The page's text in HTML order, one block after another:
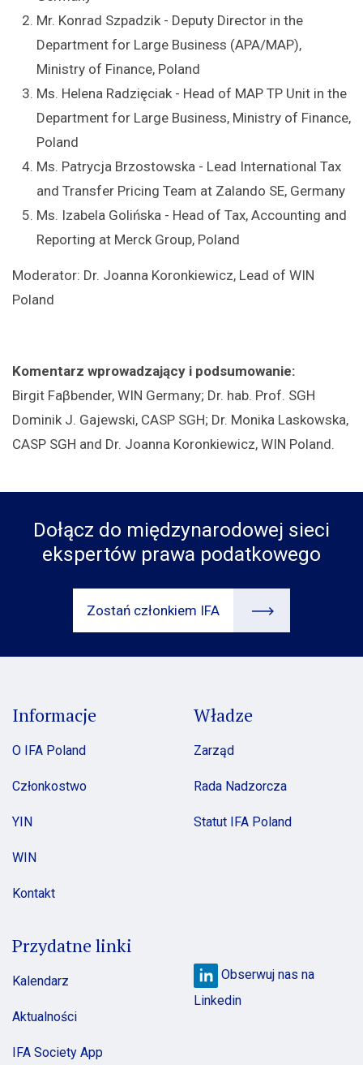
Mr. Konrad Szpadzik - Deputy Director in the
Department for Large Business (APA/MAP),
Ministry of Finance, Poland
Ms. Helena Radzięciak - Head of MAP TP Unit in the
Department for Large Business, Ministry of Finance,
Poland
Ms. Patrycja Brzostowska - Lead International Tax
and Transfer Pricing Team at Zalando SE, Germany
Ms. Izabela Golińska - Head of Tax, Accounting and
Reporting at Merck Group, Poland
Moderator: Dr. Joanna Koronkiewicz, Lead of WIN
Poland
Komentarz wprowadzający i podsumowanie:
Birgit Faβbender, WIN Germany; Dr. hab. Prof. SGH
Dominik J. Gajewski, CASP SGH; Dr. Monika Laskowska,
CASP SGH and Dr. Joanna Koronkiewicz, WIN Poland.
Dołącz do międzynarodowej sieci
ekspertów prawa podatkowego
Zostań członkiem IFA
Informacje
O IFA Poland
Członkostwo
YIN
WIN
Kontakt
Władze
Zarząd
Rada Nadzorcza
Statut IFA Poland
Przydatne linki
Kalendarz
Aktualności
IFA Society App
Obserwuj nas na
Linkedin